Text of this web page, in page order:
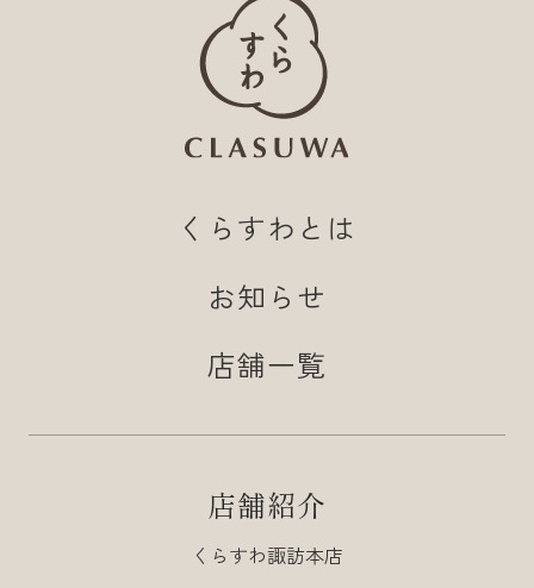
くらすわとは
お知らせ
店舗一覧
店舗紹介
くらすわ諏訪本店